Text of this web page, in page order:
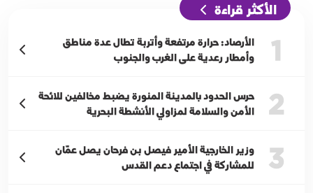
الأكثر قراءة
1
الأرصاد: حرارة مرتفعة وأتربة تطال عدة مناطق
وأمطار رعدية على الغرب والجنوب
2
حرس الحدود بالمدينة المنورة يضبط مخالفين للائحة
الأمن والسلامة لمزاولي الأنشطة البحرية
3
وزير الخارجية الأمير فيصل بن فرحان يصل عمّان
للمشاركة في اجتماع دعم القدس